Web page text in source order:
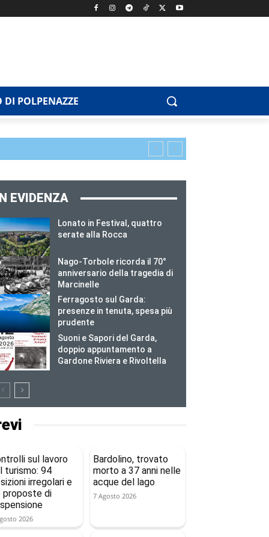
DI POLPENAZZE
EVIDENZA
Lonato in Festival, quattro
serate alla Rocca
Nago-Torbole ricorda il 70°
anniversario della tragedia di
Marcinelle
Ferragosto sul Garda:
presenze in tenuta, spesa più
prudente
Suoni e Sapori del Garda,
doppio appuntamento a
Gardone Riviera e Rivoltella
sul lavoro
turismo: 94
irregolari e
proposte di
2026
Bardolino, trovato
morto a 37 anni nelle
acque del lago
7 Agosto 2026